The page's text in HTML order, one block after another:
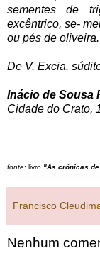
sementes de
excêntrico, se-
ou pés de oliveira.
De V. Excia.
Inácio de Sousa
Cidade do Crato,
fonte: livro "As crônicas
Francisco
Nenhum